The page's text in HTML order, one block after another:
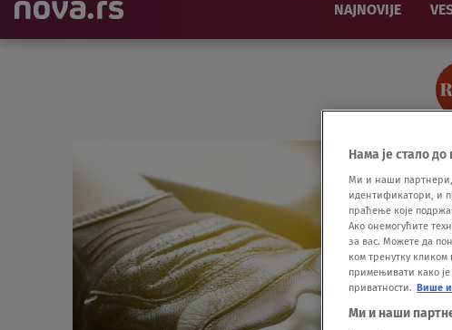
NAJNOVIJE
Нама је стало
Ми и наши
идентификатори, и
праћење које
Ако онемогућите
за вас. Можете да
ком тренутку
примењивати како је
приватности. Више
Ми и наши